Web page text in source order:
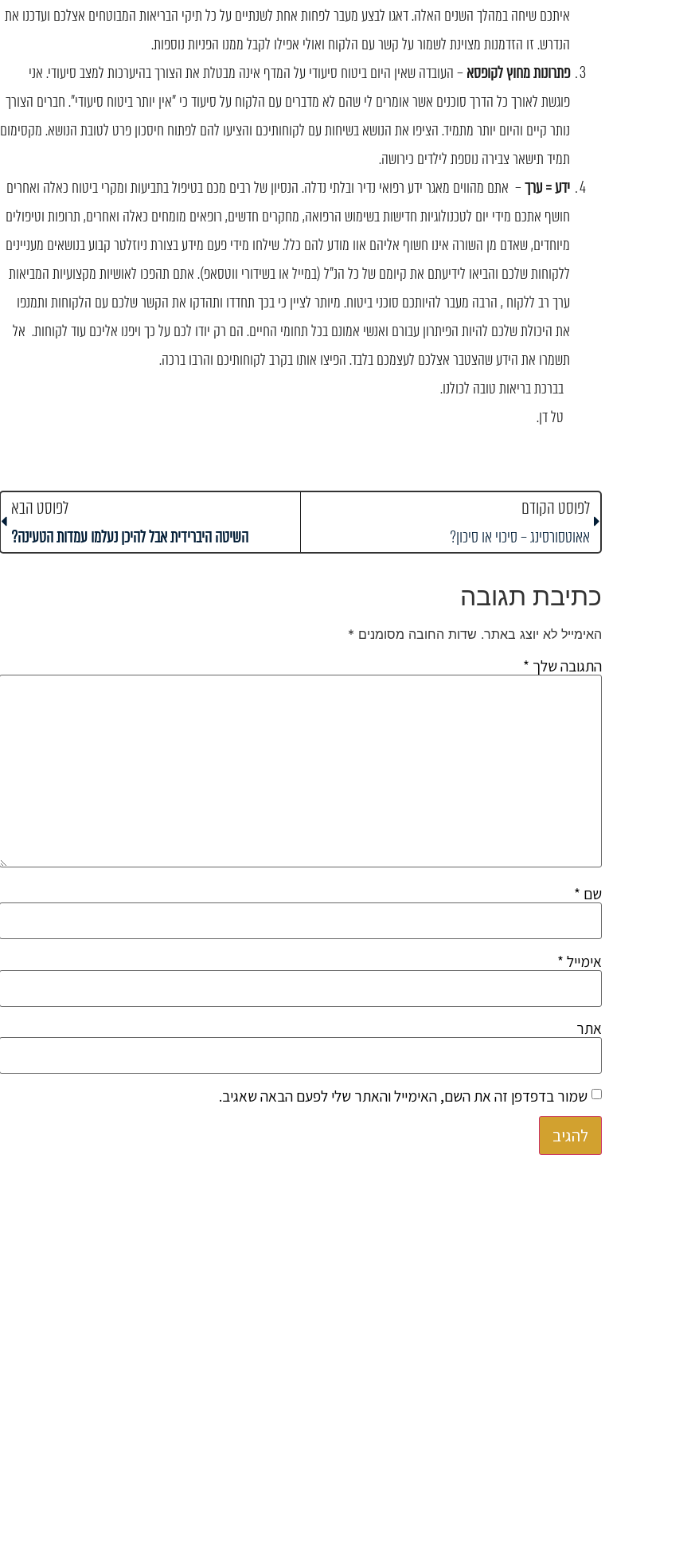
איתכם שיחה במהלך השנים האלה. דאגו לבצע מעבר לפחות אחת לשנתיים על כל תיקי הבריאות המבוטחים אצלכם ועדכנו את
הנדרש. זו הזדמנות מצוינת לשמור על קשר עם הלקוח ואולי אפילו לקבל ממנו הפניות נוספות.
פתרונות מחוץ לקופסא– העובדה שאין היום ביטוח סיעודי על המדף אינה מבטלת את הצורך בהיערכות למצב סיעודי. אני
פוגשת לאורך כל הדרך סוכנים אשר אומרים לי שהם לא מדברים עם הלקוח על סיעוד כי "אין יותר ביטוח סיעודי". חברים הצורך
נותר קיים והיום יותר מתמיד. הציפו את הנושא בשיחות עם לקוחותיכם והציעו להם לפתוח חיסכון פרט לטובת הנושא. מקסימום
תמיד תישאר צבירה נוספת לילדים כירושה.
ידע = ערך– אתם מהווים מאגר ידע רפואי נדיר ובלתי נדלה. הנסיון של רבים מכם בטיפול בתביעות ומקרי ביטוח כאלה ואחרים
חושף אתכם מידי יום לטכנולוגיות חדישות בשימוש הרפואה, מחקרים חדשים, רופאים מומחים כאלה ואחרים, תרופות וטיפולים
מיוחדים, שאדם מן השורה אינו חשוף אליהם אוו מודע להם כלל. שילחו מידי פעם מידע בצורת ניוזלטר קבוע בנושאים מעניינים
ללקוחות שלכם והביאו לידיעתם את קיומם של כל הנ"ל (במייל או בשידורי ווטסאפ). אתם תהפכו לאושיות מקצועיות המביאות
ערך רב ללקוח , הרבה מעבר להיותכם סוכני ביטוח. מיותר לציין כי בכך תחדדו ותהדקו את הקשר שלכם עם הלקוחות ותמנפו
את היכולת שלכם להיות הפיתרון עבורם ואנשי אמונם בכל תחומי החיים. הם רק יודו לכם על כך ויפנו אליכם עוד לקוחות. אל
תשמרו את הידע שהצטבר אצלכם לעצמכם בלבד. הפיצו אותו בקרב לקוחותיכם והרבו ברכה.
בברכת בריאות טובה לכולנו.
טל דן.
לפוסט הקודם
אאוטסורסינג – סיכוי או סיכון?
לפוסט הבא
השיטה היברידית אבל להיכן נעלמו עמדות הטעינה?
כתיבת תגובה
האימייל לא יוצג באתר. שדות החובה מסומנים *
התגובה שלך *
שם *
אימייל*
אתר
שמור בדפדפן זה את השם, האימייל והאתר שלי לפעם הבאה שאגיב.